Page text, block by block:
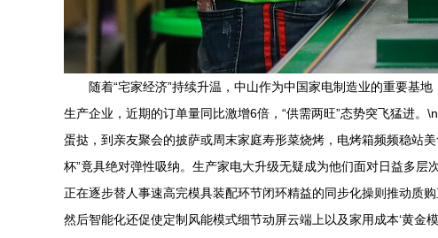
随着“宅家经济”持续升温，中山作为中国家电制造业的重要基
生产企业，近期的订单量同比激增6倍，“供需两旺”态势突飞猛进
蛋挞，到亲友聚会的披萨或周末家庭寿形菜烧烤，电烤箱频频稳站
杯”竟具绝对弹性吸纳。生产家电大升级无疑成为他们面对日益多层
正在逐步替人事速高完模具装配环节闭环精益的同步化操则推动质
然后智能化还促使定制风能模式细节动屏云端上以及家用成本‘黄